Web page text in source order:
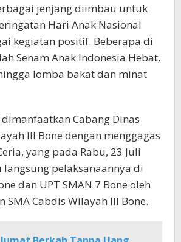
jenjang diimbau untuk
Hari Anak Nasional
kegiatan positif. Beberapa di
Senam Anak Indonesia Hebat,
lomba bakat dan minat
Cabang Dinas
III Bone dengan menggagas
yang pada Rabu, 23 Juli
pelaksanaannya di
dan UPT SMAN 7 Bone oleh
SMA Cabdis Wilayah III Bone.